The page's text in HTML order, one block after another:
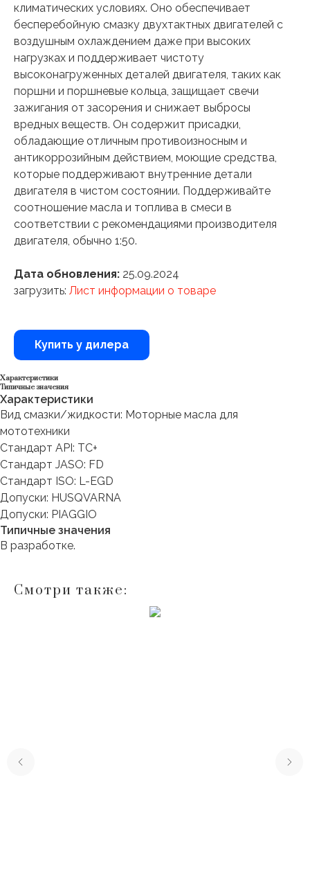
климатических условиях. Оно обеспечивает
бесперебойную смазку двухтактных двигателей с
воздушным охлаждением даже при высоких
нагрузках и поддерживает чистоту
высоконагруженных деталей двигателя, таких как
поршни и поршневые кольца, защищает свечи
зажигания от засорения и снижает выбросы
вредных веществ. Он содержит присадки,
обладающие отличным противоизносным и
антикоррозийным действием, моющие средства,
которые поддерживают внутренние детали
двигателя в чистом состоянии. Поддерживайте
соотношение масла и топлива в смеси в
соответствии с рекомендациями производителя
двигателя, обычно 1:50.
Дата обновления: 25.09.2024
загрузить: Лист информации о товаре
Купить у дилера
Характеристики
Типичные значения
Характеристики
Вид смазки/жидкости: Моторные масла для
мототехники
Стандарт API: TC+
Стандарт JASO: FD
Стандарт ISO: L-EGD
Допуски: HUSQVARNA
Допуски: PIAGGIO
Типичные значения
В разработке.
Смотри также: